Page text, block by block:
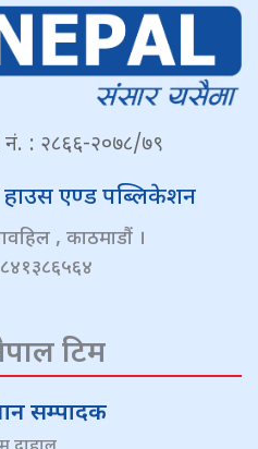
नं. : २८६६-२०७८/७९
हाउस एण्ड पब्लिकेशन
, काठमाडौं ।
टिम
सम्पादक